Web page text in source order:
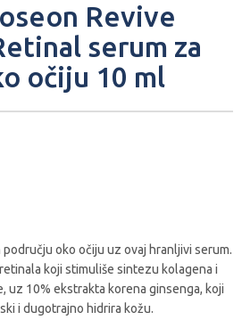
Revive
serum za
očiju 10 ml
oko očiju uz ovaj hranljivi serum.
koji stimuliše sintezu kolagena i
uz 10% ekstrakta korena ginsenga, koji
i dugotrajno hidrira kožu.